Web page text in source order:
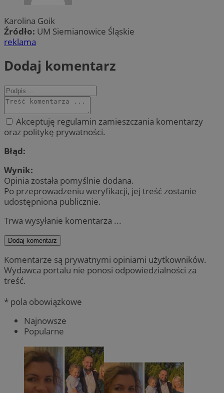
Karolina Goik
Źródło: UM Siemianowice Śląskie
reklama
Dodaj komentarz
Akceptuję regulamin zamieszczania komentarzy
oraz politykę prywatności.
Błąd:
Wynik:
Opinia została pomyślnie dodana.
Po przeprowadzeniu weryfikacji, jej treść zostanie
udostępniona publicznie.
Trwa wysyłanie komentarza ...
Dodaj komentarz
Komentarze są prywatnymi opiniami użytkowników.
Wydawca portalu nie ponosi odpowiedzialności za
treść.
* pola obowiązkowe
Najnowsze
Popularne